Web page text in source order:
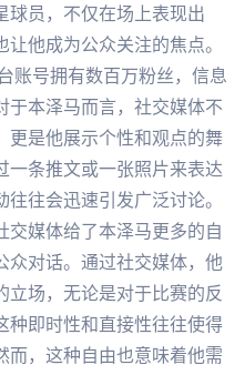
球员，不仅在场上表现出
他成为公众关注的焦点。
号拥有数百万粉丝，信息
于本泽马而言，社交媒体不
更是他展示个性和观点的舞
一条推文或一张照片来表达
往会迅速引发广泛讨论。
交媒体给了本泽马更多的自
众对话。通过社交媒体，他
立场，无论是对于比赛的反
种即时性和直接性往往使得
而，这种自由也意味着他需